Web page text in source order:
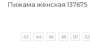
Пижама женская 137675
42 44 46 48 50 52